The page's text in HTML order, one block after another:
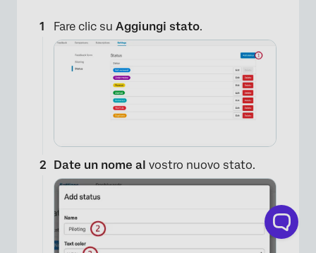
Fare clic su Aggiungi stato.
Date un nome al vostro nuovo stato.